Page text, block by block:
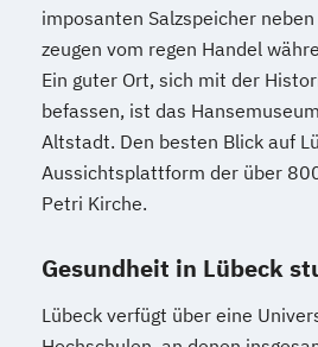
imposanten Salzspeicher
zeugen vom regen Handel
Ein guter Ort, sich mit der
befassen, ist das
Altstadt. Den besten Blick auf
Aussichtsplattform der über
Petri Kirche.
Gesundheit in Lübeck
Lübeck verfügt über eine